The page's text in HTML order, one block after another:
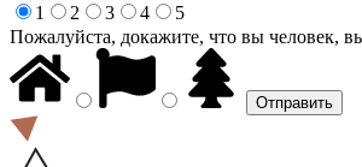
1
2 3 4
5
Пожалуйста, докажите, что вы человек,